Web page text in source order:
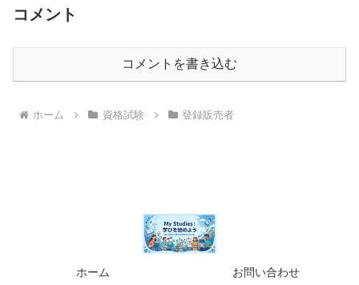
コメント
コメントを書き込む
ホーム 資格試験 登録販売者
ホーム
お問い合わせ